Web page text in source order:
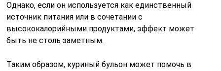
Однако, если он используется как единственный
источник питания или в сочетании с
высококалорийными продуктами, эффект может
быть не столь заметным.
Таким образом, куриный бульон может помочь в